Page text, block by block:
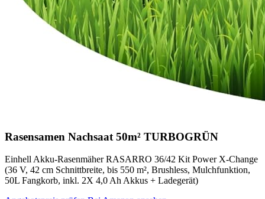
Rasensamen Nachsaat 50m² TURBOGRÜN
Einhell Akku-Rasenmäher RASARRO 36/42 Kit Power X-Change
(36 V, 42 cm Schnittbreite, bis 550 m², Brushless, Mulchfunktion,
50L Fangkorb, inkl. 2X 4,0 Ah Akkus + Ladegerät)